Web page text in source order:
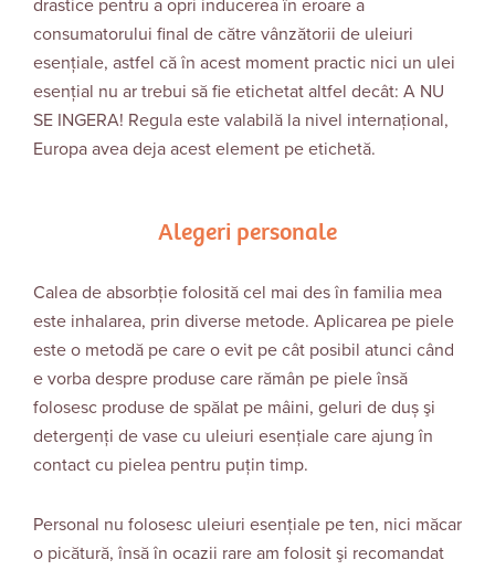
drastice pentru a opri inducerea în eroare a
consumatorului final de către vânzătorii de uleiuri
esențiale, astfel că în acest moment practic nici un ulei
esențial nu ar trebui să fie etichetat altfel decât: A NU
SE INGERA! Regula este valabilă la nivel internațional,
Europa avea deja acest element pe etichetă.
Alegeri personale
Calea de absorbţie folosită cel mai des în familia mea
este inhalarea, prin diverse metode. Aplicarea pe piele
este o metodă pe care o evit pe cât posibil atunci când
e vorba despre produse care rămân pe piele însă
folosesc produse de spălat pe mâini, geluri de duș şi
detergenţi de vase cu uleiuri esenţiale care ajung în
contact cu pielea pentru puţin timp.
Personal nu folosesc uleiuri esenţiale pe ten, nici măcar
o picătură, însă în ocazii rare am folosit şi recomandat